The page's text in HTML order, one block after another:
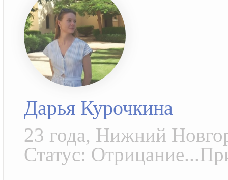
Дарья Курочкина
23 года, Нижний
Статус: